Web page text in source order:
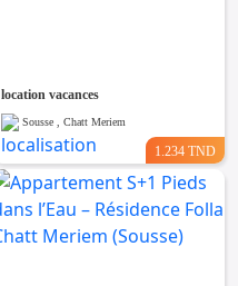
location vacances
Sousse , Chatt Meriem
1.234 TND